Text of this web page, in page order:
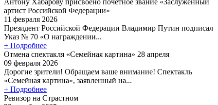
артист Российской Федерации»
11 февраля 2026
Президент Российской Федерации Владимир Путин подписал
Указ № 70 «О награждении...
+ Подробнее
Отмена спектакля «Семейная картина» 28 апреля
09 февраля 2026
Дорогие зрители! Обращаем ваше внимание! Спектакль
«Семейная картина», заявленный на...
+ Подробнее
Ревизор на Страстном